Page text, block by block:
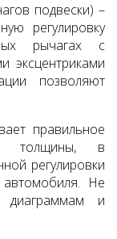
подвески) –
регулировку
рычагах с
эксцентриками
позволяют
правильное
толщины, в
регулировки
Не
диаграммам и